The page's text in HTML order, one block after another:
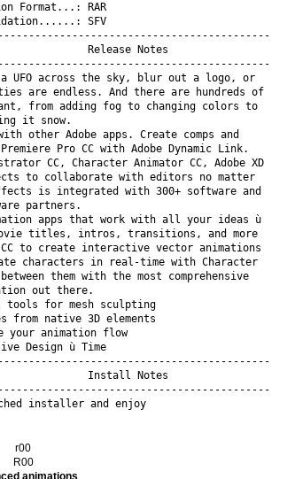
Format...: RAR
SFV
Release Notes
a UFO across the sky, blur out a logo, or
are endless. And there are hundreds of
from adding fog to changing colors to
it snow.
other Adobe apps. Create comps and
Pro CC with Adobe Dynamic Link.
CC, Character Animator CC, Adobe XD
to collaborate with editors no matter
is integrated with 300+ software and
partners.
apps that work with all your ideas ù
titles, intros, transitions, and more
to create interactive vector animations
characters in real-time with Character
them with the most comprehensive
out there.
tools for mesh sculpting
from native 3D elements
your animation flow
Design ù Time
Install Notes
r00
R00
animations